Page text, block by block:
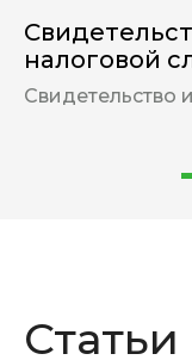
налоговой
Свидетельство